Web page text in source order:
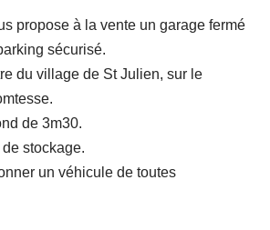
propose à la vente un garage fermé
sécurisé.
du village de St Julien, sur le
de 3m30.
stockage.
un véhicule de toutes